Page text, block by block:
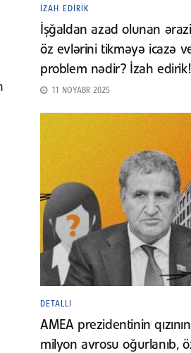
İZAH EDIRIK
İşğaldan azad olunan
öz evlərini tikməyə icazə
problem nədir? İzah edirik!
11 NOYABR 2025
DETALLI
AMEA prezidentinin
milyon avrosu oğurlanıb,